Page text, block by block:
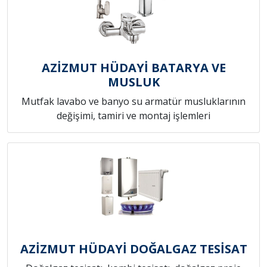
AZİZMUT HÜDAYİ BATARYA VE
MUSLUK
Mutfak lavabo ve banyo su armatür musluklarının
değişimi, tamiri ve montaj işlemleri
AZİZMUT HÜDAYİ DOĞALGAZ TESİSAT